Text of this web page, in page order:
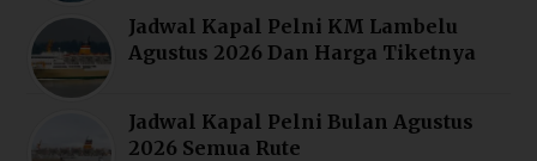
Jadwal Kapal Pelni KM Lambelu
Agustus 2026 Dan Harga Tiketnya
Jadwal Kapal Pelni Bulan Agustus
2026 Semua Rute